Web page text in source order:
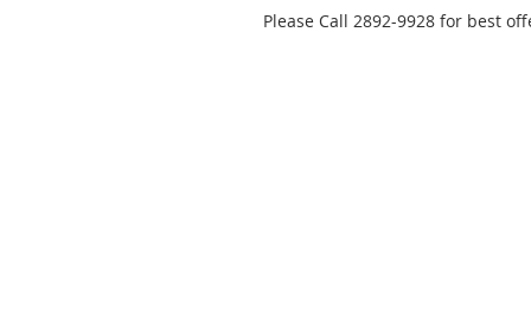
Please Call 2892-9928 for best